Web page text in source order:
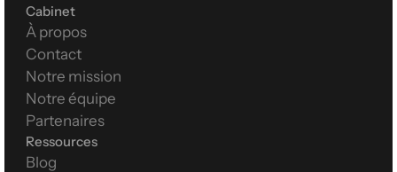
Cabinet
À propos
Contact
Notre mission
Notre équipe
Partenaires
Ressources
Blog